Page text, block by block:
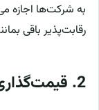
به شرکت‌ها اجازه
رقابت‌پذیر باقی
2. قیمت‌گذاری یکسان (Uniform Pricing)